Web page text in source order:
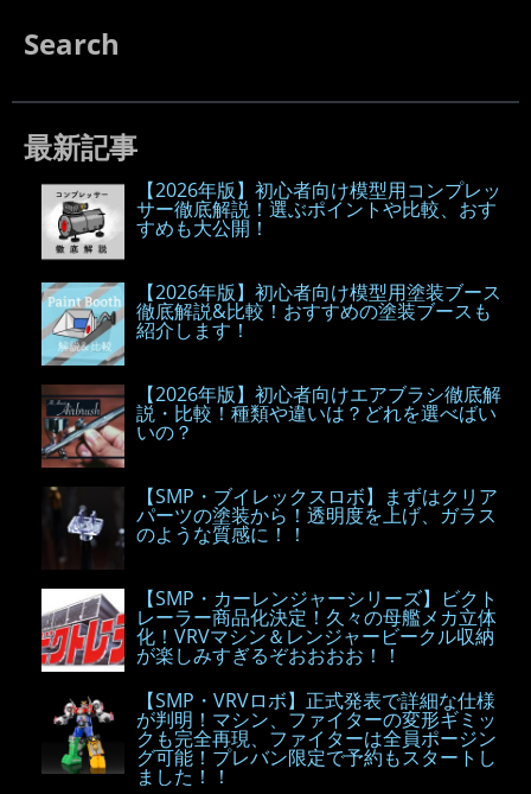
Search
最新記事
【2026年版】初心者向け模型用コンプレッ
サー徹底解説！選ぶポイントや比較、おす
すめも大公開！
【2026年版】初心者向け模型用塗装ブース
徹底解説&比較！おすすめの塗装ブースも
紹介します！
【2026年版】初心者向けエアブラシ徹底解
説・比較！種類や違いは？どれを選べばい
いの？
【SMP・ブイレックスロボ】まずはクリア
パーツの塗装から！透明度を上げ、ガラス
のような質感に！！
【SMP・カーレンジャーシリーズ】ビクト
レーラー商品化決定！久々の母艦メカ立体
化！VRVマシン＆レンジャービークル収納
が楽しみすぎるぞおおおお！！
【SMP・VRVロボ】正式発表で詳細な仕様
が判明！マシン、ファイターの変形ギミッ
クも完全再現、ファイターは全員ポージン
グ可能！プレバン限定で予約もスタートし
ました！！